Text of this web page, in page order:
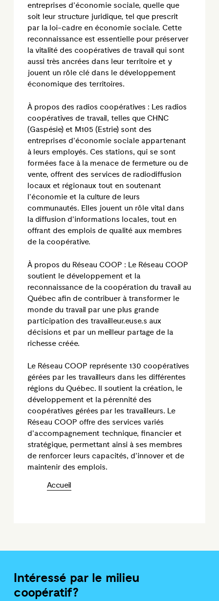
entreprises d’économie sociale, quelle que
soit leur structure juridique, tel que prescrit
par la loi-cadre en économie sociale. Cette
reconnaissance est essentielle pour préserver
la vitalité des coopératives de travail qui sont
aussi très ancrées dans leur territoire et y
jouent un rôle clé dans le développement
économique des territoires.
À propos des radios coopératives : Les radios
coopératives de travail, telles que CHNC
(Gaspésie) et M105 (Estrie) sont des
entreprises d’économie sociale appartenant
à leurs employés. Ces stations, qui se sont
formées face à la menace de fermeture ou de
vente, offrent des services de radiodiffusion
locaux et régionaux tout en soutenant
l’économie et la culture de leurs
communautés. Elles jouent un rôle vital dans
la diffusion d’informations locales, tout en
offrant des emplois de qualité aux membres
de la coopérative.
À propos du Réseau COOP : Le Réseau COOP
soutient le développement et la
reconnaissance de la coopération du travail au
Québec afin de contribuer à transformer le
monde du travail par une plus grande
participation des travailleur.euse.s aux
décisions et par un meilleur partage de la
richesse créée.
Le Réseau COOP représente 130 coopératives
gérées par les travailleurs dans les différentes
régions du Québec. Il soutient la création, le
développement et la pérennité des
coopératives gérées par les travailleurs. Le
Réseau COOP offre des services variés
d’accompagnement technique, financier et
stratégique, permettant ainsi à ses membres
de renforcer leurs capacités, d’innover et de
maintenir des emplois.
Accueil
Intéressé par le milieu
coopératif?